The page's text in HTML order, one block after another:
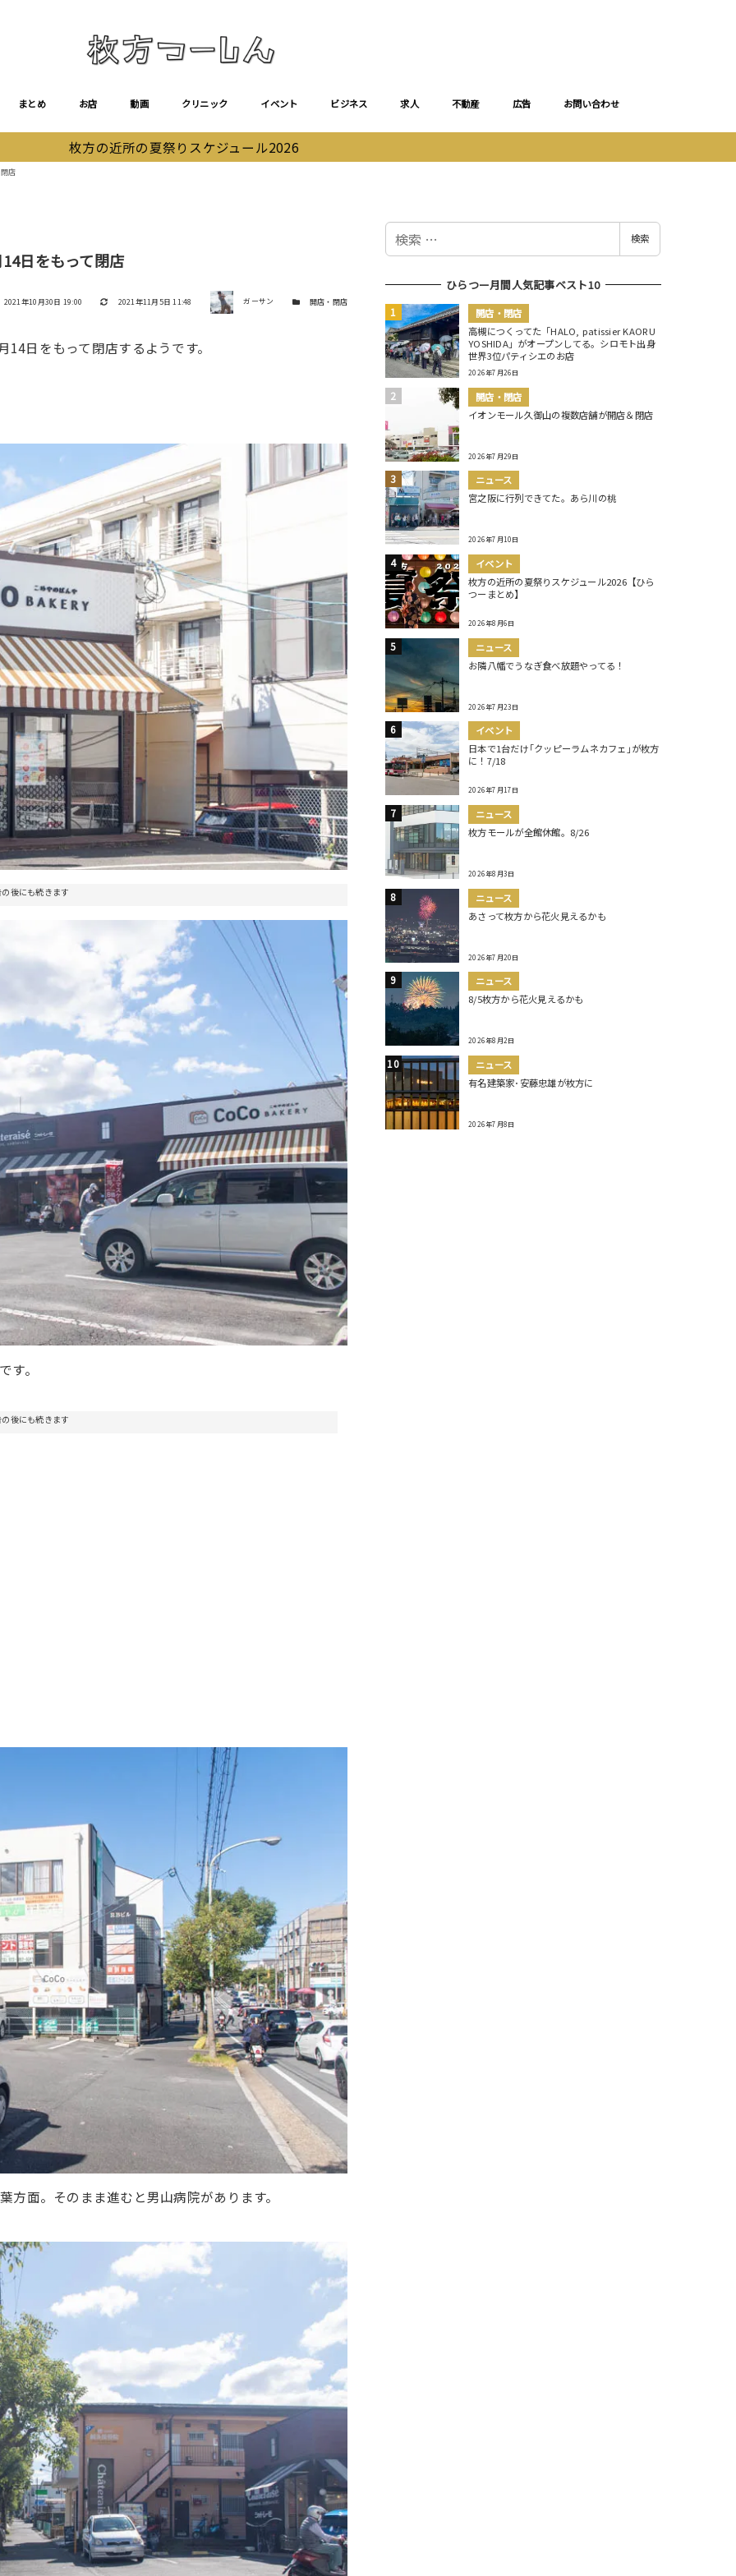
まとめ お店 動画 クリニック イベント ビジネス 求人 不動産 広告 お問い合わせ
枚方の近所の夏祭りスケジュール2026
店
日をもって閉店
投稿日
2021年10月30日 19:00 更新日
2021年11月5日 11:48 著者 ガーサン カテゴリー開店・閉店
日をもって閉店するようです。
後にも続きます
す。
後にも続きます
面。そのまま進むと男山病院があります。
検
検索
ひらつー月間人気記事ベスト10
開店・閉店
高槻につくってた「HALO, patissier KAORU
YOSHIDA」がオープンしてる。シロモト出身
世界3位パティシエのお店
2026年7月26日
開店・閉店
イオンモール久御山の複数店舗が開店＆閉店
2026年7月29日
ニュース
宮之阪に行列できてた。あら川の桃
2026年7月10日
イベント
枚方の近所の夏祭りスケジュール2026【ひら
つーまとめ】
2026年8月6日
ニュース
お隣八幡でうなぎ食べ放題やってる！
2026年7月23日
イベント
日本で1台だけ｢クッピーラムネカフェ｣が枚方
に！7/18
2026年7月17日
ニュース
枚方モールが全館休館。8/26
2026年8月3日
ニュース
あさって枚方から花火見えるかも
2026年7月20日
ニュース
8/5枚方から花火見えるかも
2026年8月2日
ニュース
有名建築家･安藤忠雄が枚方に
2026年7月8日